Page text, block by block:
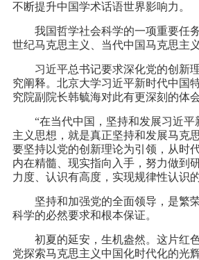
不断提升中国学术话语世界影响力。
我国哲学社会科学的一项重要任
世纪马克思主义、当代中国马克思主义
习近平总书记要求深化党的创新
究阐释。北京大学习近平新时代中国
究院副院长韩毓海对此有更深刻的体会
“在当代中国，坚持和发展习近
主义思想，就是真正坚持和发展马克
要坚持以党的创新理论为引领，从时
内在精髓、现实指向入手，努力做到
力度、认识有高度，实现规律性认识
坚持和加强党的全面领导，是繁
科学的必然要求和根本保证。
初夏的延安，生机盎然。这片红
党探索马克思主义中国化时代化的光辉